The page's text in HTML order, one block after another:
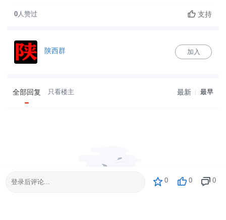
0人赞过 支持
陕西群 加入
全部回复 只看楼主 最新 最早
登录后评论... 0 0 0